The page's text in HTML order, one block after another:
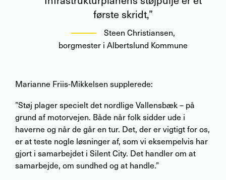
første skridt,”
Steen Christiansen,
borgmester i Albertslund Kommune
Marianne Friis-Mikkelsen supplerede:
”Støj plager specielt det nordlige Vallensbæk – på
grund af motorvejen. Både når folk sidder ude i
haverne og når de går en tur. Det, der er vigtigt for os,
er at teste nogle løsninger af, som vi eksempelvis har
gjort i samarbejdet i Silent City. Det handler om at
samarbejde, om sundhed og at handle.”